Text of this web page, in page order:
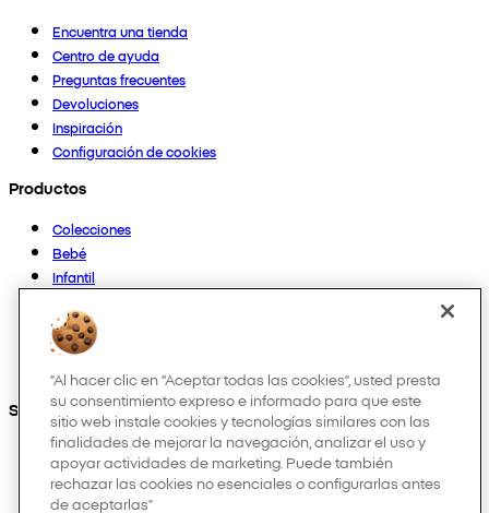
Encuentra una tienda
Centro de ayuda
Preguntas frecuentes
Devoluciones
Inspiración
Configuración de cookies
Productos
Colecciones
Bebé
Infantil
Mujer
Hombre
Otros
Síguenos en:
"Al hacer clic en “Aceptar todas las cookies”, usted presta
su consentimiento expreso e informado para que este
sitio web instale cookies y tecnologías similares con las
finalidades de mejorar la navegación, analizar el uso y
apoyar actividades de marketing. Puede también
rechazar las cookies no esenciales o configurarlas antes
de aceptarlas"